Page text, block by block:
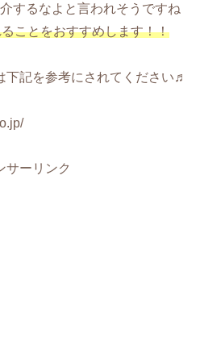
するなよと言われそうですね
ことをおすすめします！！
下記を参考にされてください♬
サーリンク